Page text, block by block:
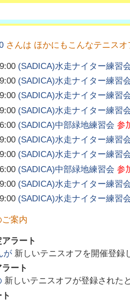
さんは ほかにもこんなテニス
(SADICA)水走ナイター練習
(SADICA)水走ナイター練習
(SADICA)水走ナイター練習
(SADICA)水走ナイター練習
(SADICA)中部緑地練習会 参
(SADICA)水走ナイター練習
(SADICA)水走ナイター練習
(SADICA)中部緑地練習会 参
(SADICA)水走ナイター練習
(SADICA)水走ナイター練習
案内
ラート
が 新しいテニスオフを開催登録
ート
新しいテニスオフが登録された